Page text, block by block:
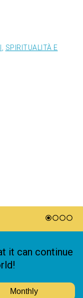
SPIRITUALITÀ E